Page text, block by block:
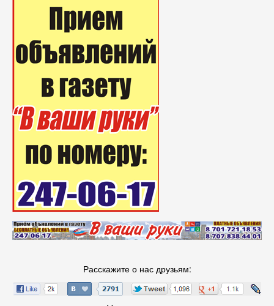
Расскажите о нас друзьям: